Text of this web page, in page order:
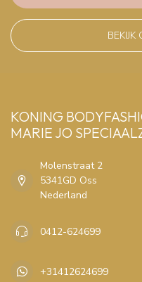
BEKIJK
KONING
MARIE JO
Molenstraat 2
5341GD Oss
Nederland
0412-624699
+31412624699